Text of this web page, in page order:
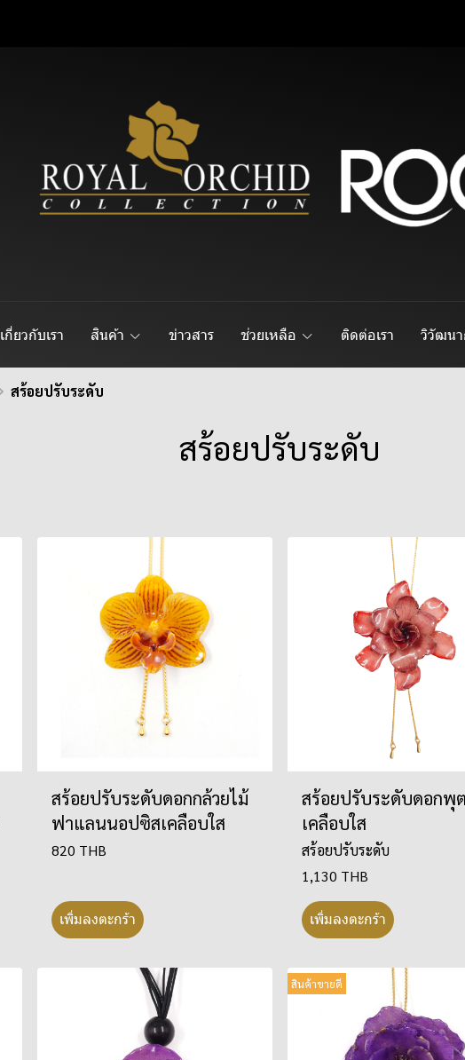
เกี่ยวกับเรา สินค้า ข่าวสาร ช่วยเหลือ ติดต่อเรา วิวัฒน
สร้อยปรับระดับ
สร้อยปรับระดับ
สร้อยปรับระดับดอกกล้วยไม้
ฟาแลนนอปซิสเคลือบใส
820 THB
เพิ่มลงตะกร้า
สร้อยปรับระดับดอกพุ
เคลือบใส
สร้อยปรับระดับ
1,130 THB
เพิ่มลงตะกร้า
สินค้าขายดี